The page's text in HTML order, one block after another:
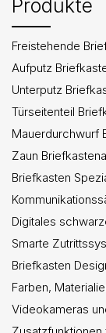
Produkte
Freistehende
Aufputz
Unterputz
Türseitenteil
Mauerdurchwurf
Zaun
Briefkasten
Digitales
Smarte
Briefkasten
Farben,
Videokameras